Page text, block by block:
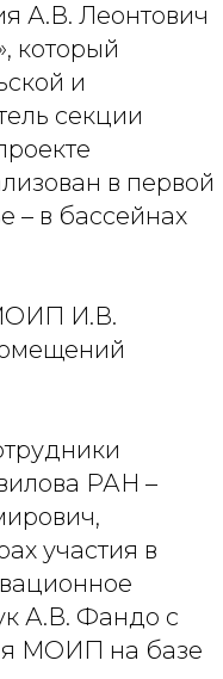
А.В. Леонтович
который
и
секции
в первой
– в бассейнах
И.В.
РАН –
участия в
А.В. Фандо с
МОИП на базе